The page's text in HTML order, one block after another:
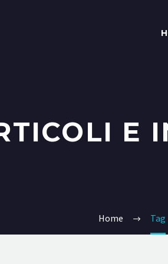
E
Home Tag